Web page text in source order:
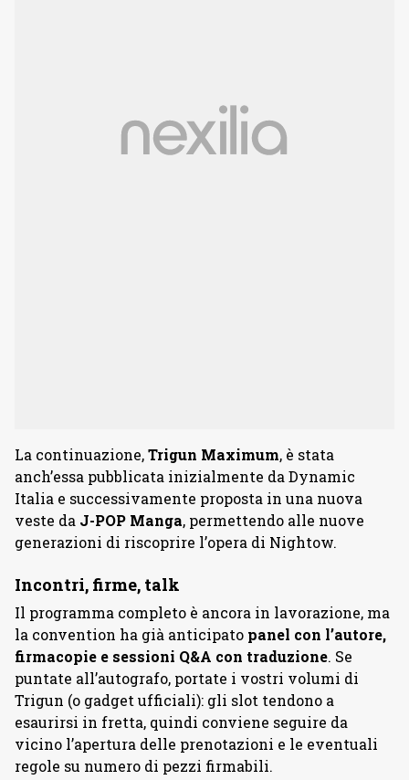
La continuazione,Trigun Maximum, è stata
anch’essa pubblicata inizialmente da Dynamic
Italia e successivamente proposta in una nuova
veste da J-POP Manga, permettendo alle nuove
generazioni di riscoprire l’opera di Nightow.
Incontri, firme, talk
Il programma completo è ancora in lavorazione, ma
la convention ha già anticipato panel con l’autore,
firmacopie e sessioni Q&A con traduzione. Se
puntate all’autografo, portate i vostri volumi di
Trigun (o gadget ufficiali): gli slot tendono a
esaurirsi in fretta, quindi conviene seguire da
vicino l’apertura delle prenotazioni e le eventuali
regole su numero di pezzi firmabili.